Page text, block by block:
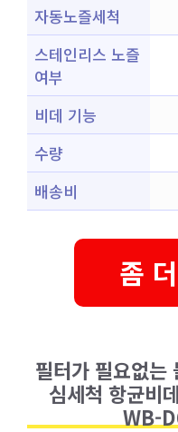
자동노즐세척
스테인리스 노즐
여부
비데 기능
수량
배송비
좀
필터가 필요없는
심세척 항균
WB-